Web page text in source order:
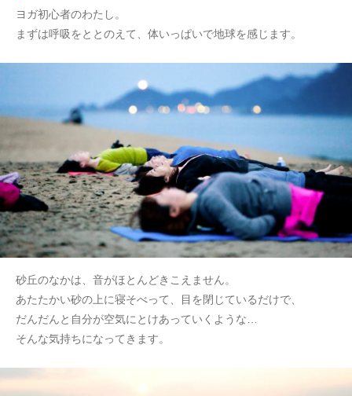
ヨガ初心者のわたし。
まずは呼吸をととのえて、体いっぱいで地球を感じます。
砂丘のなかは、音がほとんどきこえません。
あたたかい砂の上に寝そべって、目を閉じているだけで、
だんだんと自分が空気にとけあっていくような…
そんな気持ちになってきます。